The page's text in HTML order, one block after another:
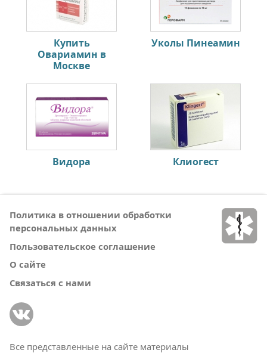
Купить
Овариамин в
Москве
Уколы Пинеамин
Видора Клиогест
Политика в отношении обработки
персональных данных
Пользовательское соглашение
О сайте
Связаться с нами
Все представленные на сайте материалы